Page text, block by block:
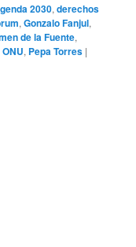
2030,derechos
,Gonzalo Fanjul,
de la Fuente,
ONU, Pepa Torres |